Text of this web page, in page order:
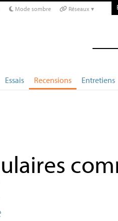
Mode sombre Réseaux ▾
Essais Recensions Entretiens